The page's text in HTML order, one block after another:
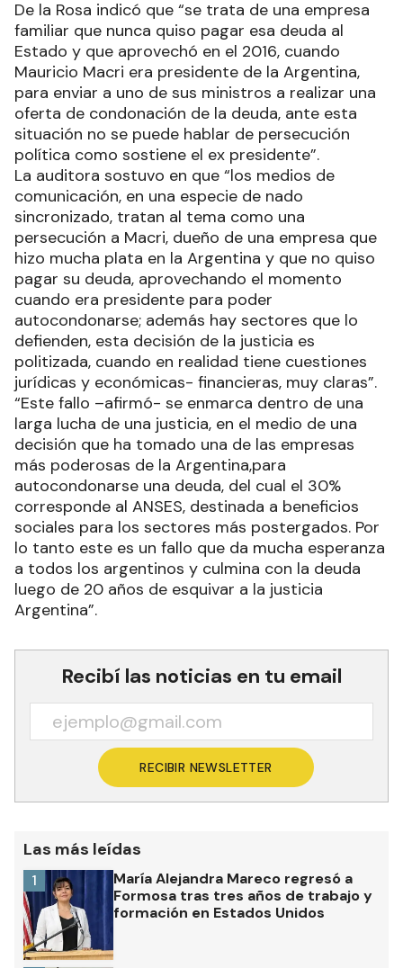
De la Rosa indicó que “se trata de una empresa
familiar que nunca quiso pagar esa deuda al
Estado y que aprovechó en el 2016, cuando
Mauricio Macri era presidente de la Argentina,
para enviar a uno de sus ministros a realizar una
oferta de condonación de la deuda, ante esta
situación no se puede hablar de persecución
política como sostiene el ex presidente”.
La auditora sostuvo en que “los medios de
comunicación, en una especie de nado
sincronizado, tratan al tema como una
persecución a Macri, dueño de una empresa que
hizo mucha plata en la Argentina y que no quiso
pagar su deuda, aprovechando el momento
cuando era presidente para poder
autocondonarse; además hay sectores que lo
defienden, esta decisión de la justicia es
politizada, cuando en realidad tiene cuestiones
jurídicas y económicas- financieras, muy claras”.
“Este fallo –afirmó- se enmarca dentro de una
larga lucha de una justicia, en el medio de una
decisión que ha tomado una de las empresas
más poderosas de la Argentina,para
autocondonarse una deuda, del cual el 30%
corresponde al ANSES, destinada a beneficios
sociales para los sectores más postergados. Por
lo tanto este es un fallo que da mucha esperanza
a todos los argentinos y culmina con la deuda
luego de 20 años de esquivar a la justicia
Argentina”.
Recibí las noticias en tu email
RECIBIR NEWSLETTER
Las más leídas
María Alejandra Mareco regresó a
Formosa tras tres años de trabajo y
formación en Estados Unidos
1